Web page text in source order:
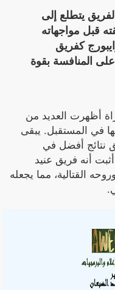
يتطلع إلى
قبل مواجهاته
كفريق
المنافسة بقوة
أظهرت العديد من
في المستقبل. يبقى
نتائج أفضل في
أنه فريق عنيد
القتالية، مما يجعله